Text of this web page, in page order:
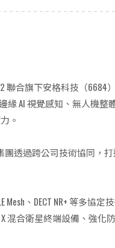
聯合旗下安格科技（
AI 視覺感知、無人機整
。
團透過跨公司技術協同，
Mesh、DECT NR+ 等多協
X 混合衛星終端設備、強